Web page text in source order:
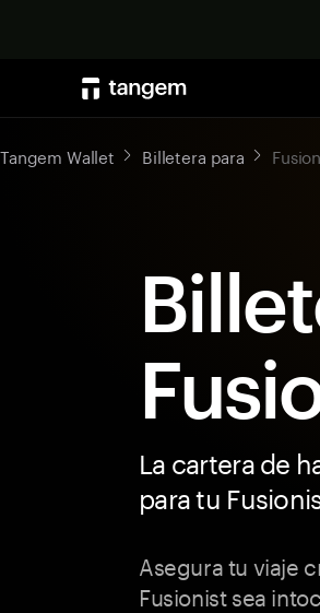
Tangem Wallet Billetera para
La cartera de
para tu
Asegura tu viaje
Fusionist sea